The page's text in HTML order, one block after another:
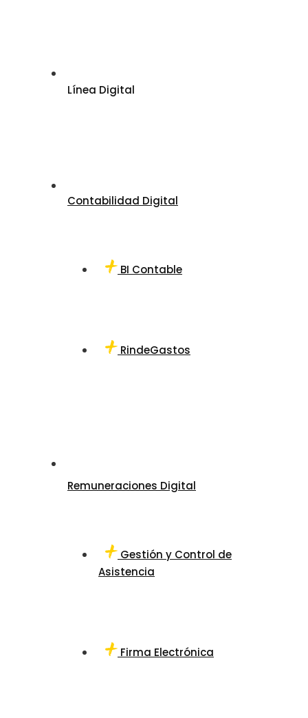
Línea Digital
Contabilidad Digital
BI Contable
RindeGastos
Remuneraciones Digital
Gestión y Control de
Asistencia
Firma Electrónica